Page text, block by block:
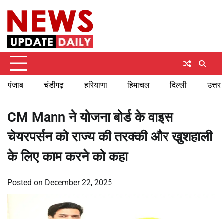
content
पंजाब चंडीगढ़ हरियाणा हिमाचल दिल्ली
CM Mann ने योजना बोर्ड के वाइस
चेयरपर्सन को राज्य की तरक्की और खुशहाली
के लिए काम करने को कहा
Posted on December 22, 2025